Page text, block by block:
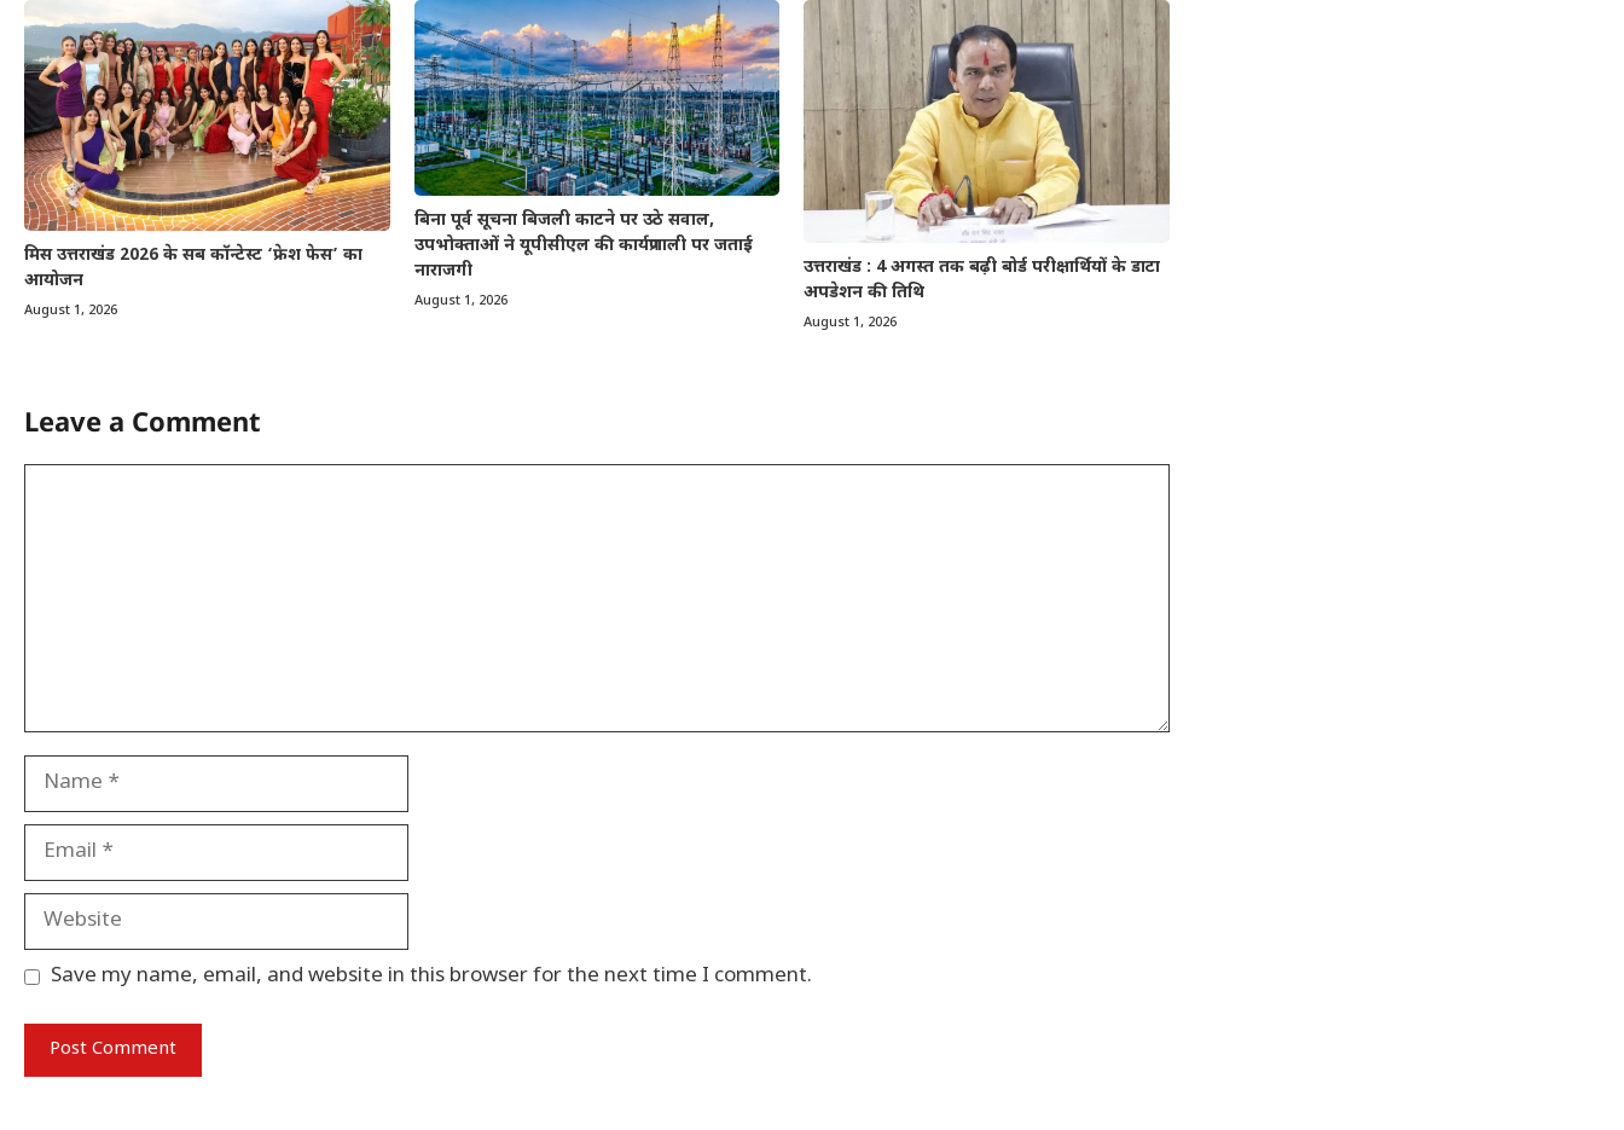
मिस उत्तराखंड 2026 के सब कॉन्टेस्ट ‘फ्रेश फेस’ का
आयोजन
August 1, 2026
बिना पूर्व सूचना बिजली काटने पर उठे सवाल,
उपभोक्ताओं ने यूपीसीएल की कार्यप्रणाली पर जताई
नाराजगी
August 1, 2026
उत्तराखंड : 4 अगस्त तक बढ़ी बोर्ड परीक्षार्थियों के डाटा
अपडेशन की तिथि
August 1, 2026
Leave a Comment
Name
Email
Website
Save my name, email, and website in this browser for the next time I comment.